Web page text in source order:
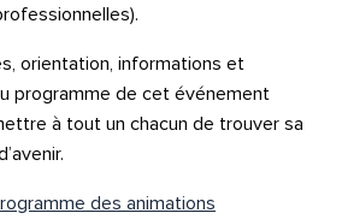
orientation, informations et
programme de cet événement
à tout un chacun de trouver sa
des animations